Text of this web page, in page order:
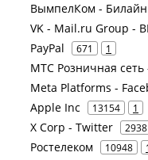
ВымпелКом -
VK - Mail.ru Group -
PayPal 671 1
МТС Розничная сеть
Meta Platforms -
Apple Inc 13154 1
X Corp - Twitter 2938
Ростелеком 10948